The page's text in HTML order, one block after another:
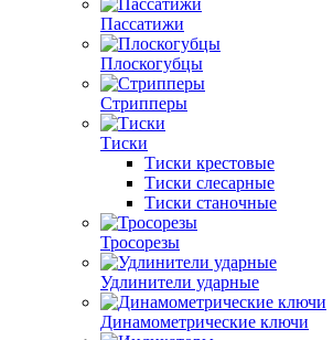
Пассатижи
Плоскогубцы
Стрипперы
Тиски
Тиски крестовые
Тиски слесарные
Тиски станочные
Тросорезы
Удлинители ударные
Динамометрические ключи